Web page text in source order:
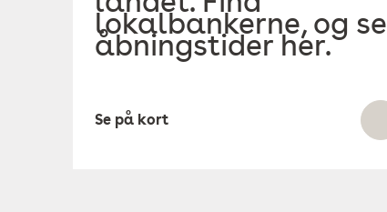
lokalbankerne, og se
åbningstider her.
Se på kort